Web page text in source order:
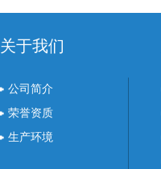
关于我们
公司简介
荣誉资质
生产环境